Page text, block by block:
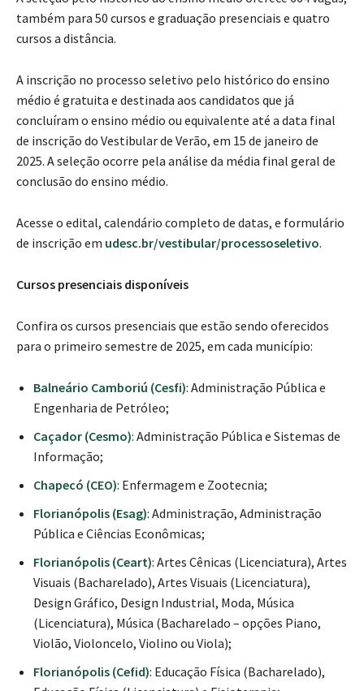
também para 50 cursos e graduação presenciais e quatro
cursos a distância.
A inscrição no processo seletivo pelo histórico do ensino
médio é gratuita e destinada aos candidatos que já
concluíram o ensino médio ou equivalente até a data final
de inscrição do Vestibular de Verão, em 15 de janeiro de
2025. A seleção ocorre pela análise da média final geral de
conclusão do ensino médio.
Acesse o edital, calendário completo de datas, e formulário
de inscrição em udesc.br/vestibular/processoseletivo.
Cursos presenciais disponíveis
Confira os cursos presenciais que estão sendo oferecidos
para o primeiro semestre de 2025, em cada município:
Balneário Camboriú (Cesfi): Administração Pública e
Engenharia de Petróleo;
Caçador (Cesmo): Administração Pública e Sistemas de
Informação;
Chapecó (CEO): Enfermagem e Zootecnia;
Florianópolis (Esag): Administração, Administração
Pública e Ciências Econômicas;
Florianópolis (Ceart): Artes Cênicas (Licenciatura), Artes
Visuais (Bacharelado), Artes Visuais (Licenciatura),
Design Gráfico, Design Industrial, Moda, Música
(Licenciatura), Música (Bacharelado – opções Piano,
Violão, Violoncelo, Violino ou Viola);
Florianópolis (Cefid): Educação Física (Bacharelado),